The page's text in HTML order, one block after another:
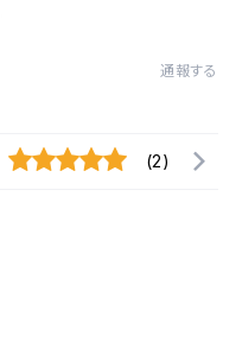
通報する
(2)